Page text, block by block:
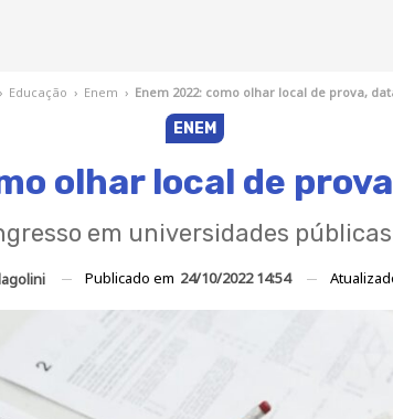
› Educação › Enem › Enem 2022: como olhar local de prova,
ENEM
olhar local de
em universidades
Publicado em 24/10/2022 14:54